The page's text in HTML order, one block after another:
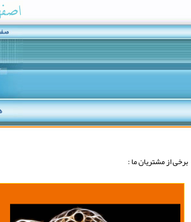
برخی از مشتريان ما :